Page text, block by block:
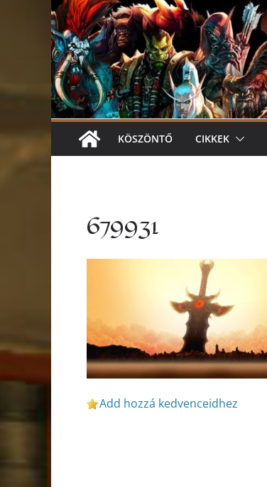
KÖSZÖNTŐ CIKKEK
679931
Add hozzá kedvenceidhez